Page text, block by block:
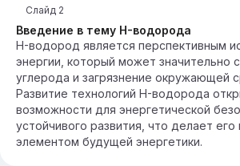
Введение в тему H-водорода
Слайд 2
H-водород является перспективным
энергии, который может значительно
углерода и загрязнение окружающей
Развитие технологий H-водорода
возможности для энергетической
устойчивого развития, что делает
элементом будущей энергетики.